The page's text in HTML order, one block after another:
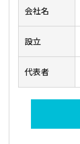
会社名
設立
代表者